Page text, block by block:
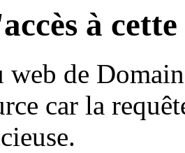
à
web de
car la